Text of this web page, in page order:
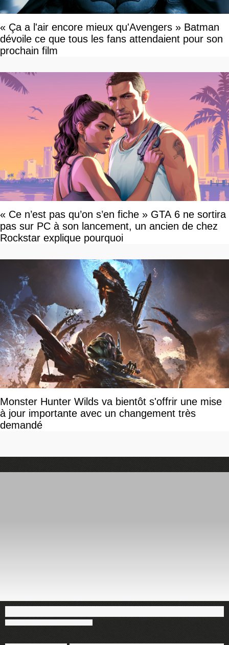
« Ça a l'air encore mieux qu'Avengers » Batman
dévoile ce que tous les fans attendaient pour son
prochain film
« Ce n’est pas qu’on s’en fiche » GTA 6 ne sortira
pas sur PC à son lancement, un ancien de chez
Rockstar explique pourquoi
Monster Hunter Wilds va bientôt s'offrir une mise
à jour importante avec un changement très
demandé